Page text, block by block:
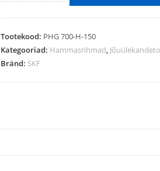
Tootekood: PHG 700-H-150
Kategooriad: Hammasrihmad,
Bränd: SKF